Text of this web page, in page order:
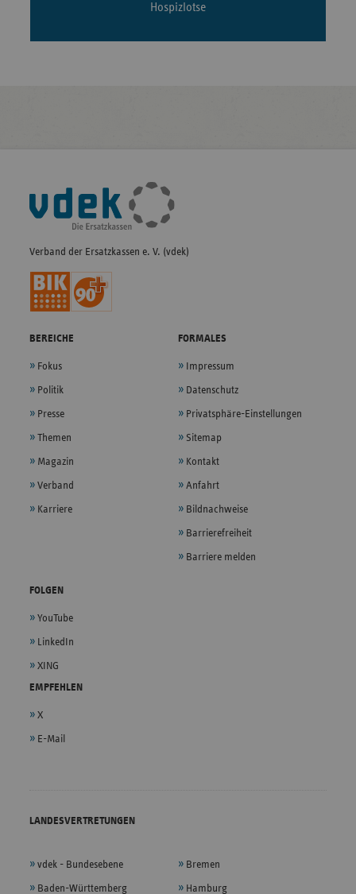
Hospizlotse
Fußleisten-
Navigation
Verband der Ersatzkassen e. V. (vdek)
BEREICHE
Fokus
Politik
Presse
Themen
Magazin
Verband
Karriere
FORMALES
Impressum
Datenschutz
Privatsphäre-Einstellungen
Sitemap
Kontakt
Anfahrt
Bildnachweise
Barrierefreiheit
Barriere melden
FOLGEN
YouTube
LinkedIn
XING
EMPFEHLEN
X
E-Mail
LANDESVERTRETUNGEN
vdek - Bundesebene
Baden-Württemberg
Bremen
Hamburg